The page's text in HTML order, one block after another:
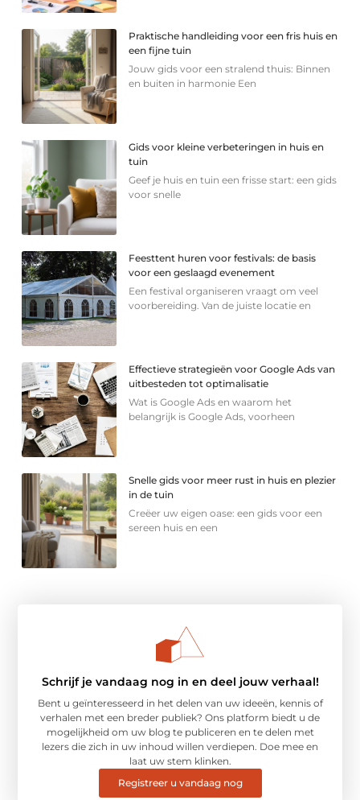
Praktische handleiding voor een fris huis en
een fijne tuin
Jouw gids voor een stralend thuis: Binnen
en buiten in harmonie Een
Gids voor kleine verbeteringen in huis en
tuin
Geef je huis en tuin een frisse start: een gids
voor snelle
Feesttent huren voor festivals: de basis
voor een geslaagd evenement
Een festival organiseren vraagt om veel
voorbereiding. Van de juiste locatie en
Effectieve strategieën voor Google Ads van
uitbesteden tot optimalisatie
Wat is Google Ads en waarom het
belangrijk is Google Ads, voorheen
Snelle gids voor meer rust in huis en plezier
in de tuin
Creëer uw eigen oase: een gids voor een
sereen huis en een
Schrijf je vandaag nog in en deel jouw verhaal!
Bent u geïnteresseerd in het delen van uw ideeën, kennis of
verhalen met een breder publiek? Ons platform biedt u de
mogelijkheid om uw blog te publiceren en te delen met
lezers die zich in uw inhoud willen verdiepen. Doe mee en
laat uw stem klinken.
Registreer u vandaag nog